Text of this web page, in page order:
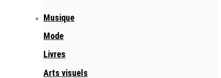
Musique
Mode
Livres
Arts visuels